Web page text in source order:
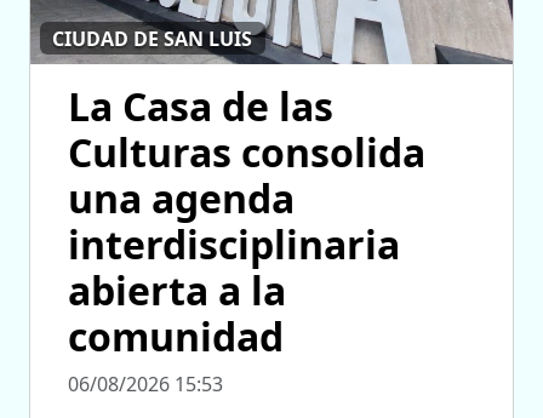
CIUDAD DE SAN LUIS
La Casa de las
Culturas consolida
una agenda
interdisciplinaria
abierta a la
comunidad
06/08/2026 15:53